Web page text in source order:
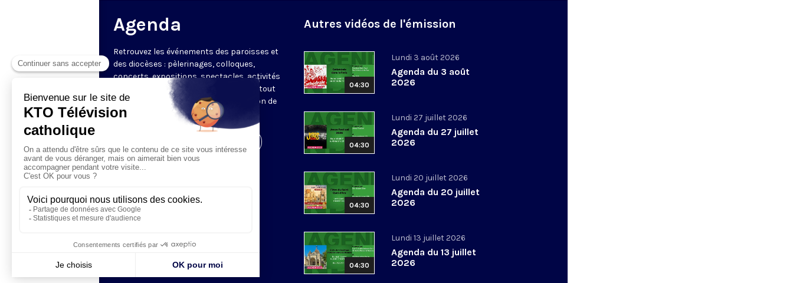
Agenda
Retrouvez les événements des paroisses et
des diocèses : pèlerinages, colloques,
concerts, expositions, spectacles, activités
pour les enfants. Des rendez-vous partout
en France sélectionnés par la rédaction de
KTO.
Autres vidéos de l'émission
04:30
Lundi 3 août 2026
Agenda du 3 août
2026
04:30
Lundi 27 juillet 2026
Agenda du 27 juillet
2026
04:30
Lundi 20 juillet 2026
Agenda du 20 juillet
2026
04:30
Lundi 13 juillet 2026
Agenda du 13 juillet
2026